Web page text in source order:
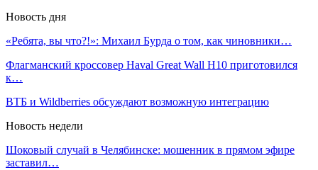
Новость дня
«Ребята, вы что?!»: Михаил Бурда о том, как чиновники…
Флагманский кроссовер Haval Great Wall H10 приготовился
к…
ВТБ и Wildberries обсуждают возможную интеграцию
Новость недели
Шоковый случай в Челябинске: мошенник в прямом эфире
заставил…